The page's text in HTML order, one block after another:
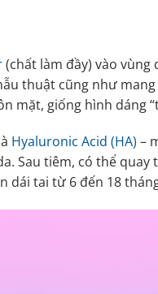
(chất làm đầy) vào
thuật cũng như
mặt, giống hình dáng
Hyaluronic Acid (HA) –
Sau tiêm, có thể
tai từ 6 đến 18